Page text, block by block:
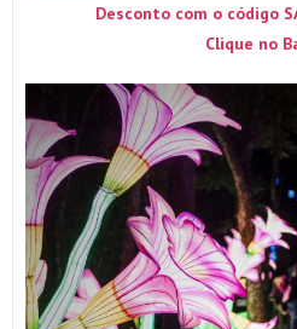
Desconto com o código
Clique no